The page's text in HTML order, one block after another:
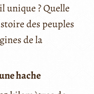
unique ? Quelle
des peuples
de la
hache